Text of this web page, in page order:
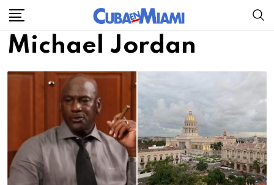
Skip
content
Michael Jordan